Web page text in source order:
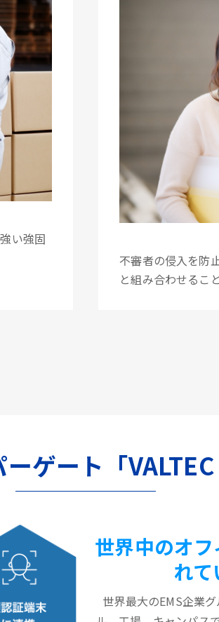
い強固
不審者の侵入を防
と組み合わせるこ
ゲート「
世界中のオ
れ
世界最大のEMS企業